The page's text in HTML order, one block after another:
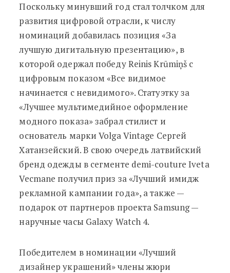
Поскольку минувший год стал толчком для
развития цифровой отрасли, к числу
номинаций добавилась позиция «За
лучшую дигитальную презентацию», в
которой одержал победу Reinis Krūmiņš с
цифровым показом «Все видимое
начинается с невидимого». Статуэтку за
«Лучшее мультимедийное оформление
модного показа» забрал стилист и
основатель марки Volga Vintage Сергей
Хатанзейский. В свою очередь латвийский
бренд одежды в сегменте demi-couture Iveta
Vecmane получил приз за «Лучший имидж
рекламной кампании года», а также —
подарок от партнеров проекта Samsung —
наручные часы Galaxy Watch 4.
Победителем в номинации «Лучший
дизайнер украшений» члены жюри